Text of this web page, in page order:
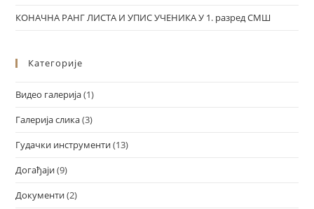
КОНАЧНА РАНГ ЛИСТА И УПИС УЧЕНИКА У 1. разред СМШ
Категорије
Видео галерија(1)
Галерија слика(3)
Гудачки инструменти(13)
Догађаји(9)
Документи(2)